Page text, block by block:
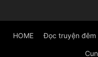
HOME Đọc truyện đêm